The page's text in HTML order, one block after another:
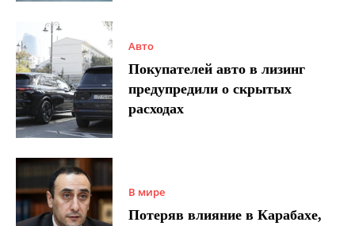
Авто
Покупателей авто в лизинг
предупредили о скрытых
расходах
В мире
Потеряв влияние в Карабахе,